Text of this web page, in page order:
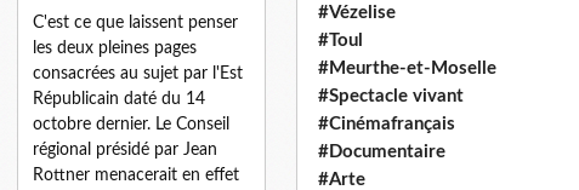
C'est ce que laissent penser
les deux pleines pages
consacrées au sujet par l'Est
Républicain daté du 14
octobre dernier. Le Conseil
régional présidé par Jean
Rottner menacerait en effet
#Vézelise
#Toul
#Meurthe-et-Moselle
#Spectacle vivant
#Cinémafrançais
#Documentaire
#Arte